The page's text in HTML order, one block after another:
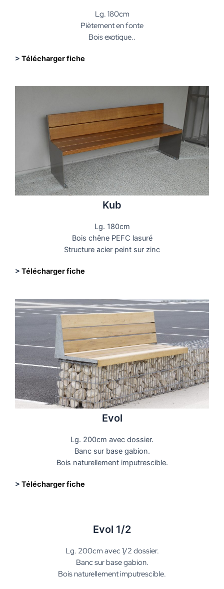
Lg. 180cm
Piètement en fonte
Bois exotique..
> Télécharger fiche
Kub
Lg. 180cm
Bois chêne PEFC lasuré
Structure acier peint sur zinc
> Télécharger fiche
Evol
Lg. 200cm avec dossier.
Banc sur base gabion.
Bois naturellement imputrescible.
> Télécharger fiche
Evol 1/2
Lg. 200cm avec 1/2 dossier.
Banc sur base gabion.
Bois naturellement imputrescible.